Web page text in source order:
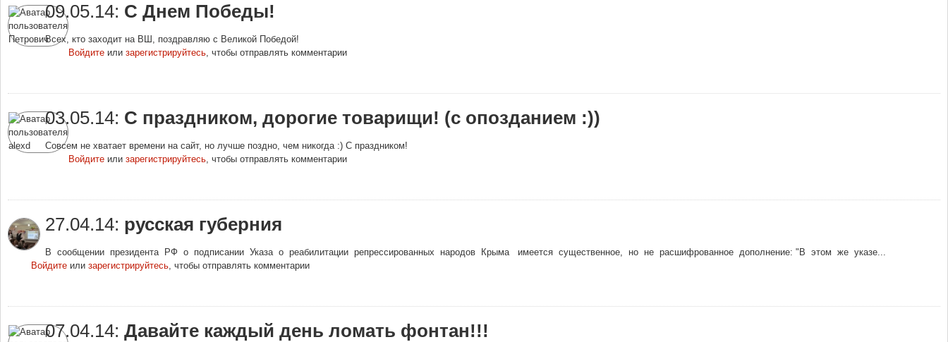
09.05.14: С Днем Победы!
Всех, кто заходит на ВШ, поздравляю с Великой Победой!
Войдитеили зарегистрируйтесь, чтобы отправлять комментарии
03.05.14: С праздником, дорогие товарищи! (с опозданием :))
Совсем не хватает времени на сайт, но лучше поздно, чем никогда :) С праздником!
Войдитеили зарегистрируйтесь, чтобы отправлять комментарии
27.04.14: русская губерния
В сообщении президента РФ о подписании Указа о реабилитации репрессированных народов Крыма имеется существенное, но не расшифрованное дополнение: "В этом же указе...
Войдитеили зарегистрируйтесь, чтобы отправлять комментарии
07.04.14: Давайте каждый день ломать фонтан!!!